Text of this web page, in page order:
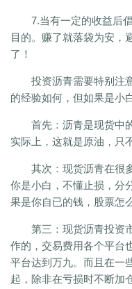
7.当有一定的收益后
目的。赚了就落袋为安，
了！
投资沥青需要特别注
的经验如何，但如果是小
首先：沥青是现货中
实际上，这就是原油，只
其次：现货沥青在很
你是小白，不懂止损，分
果是你自已的钱，股票怎
第三：现货沥青投资
作的，交易费用各个平台
平台达到万九。而且在一
起，除非在亏损时不断加